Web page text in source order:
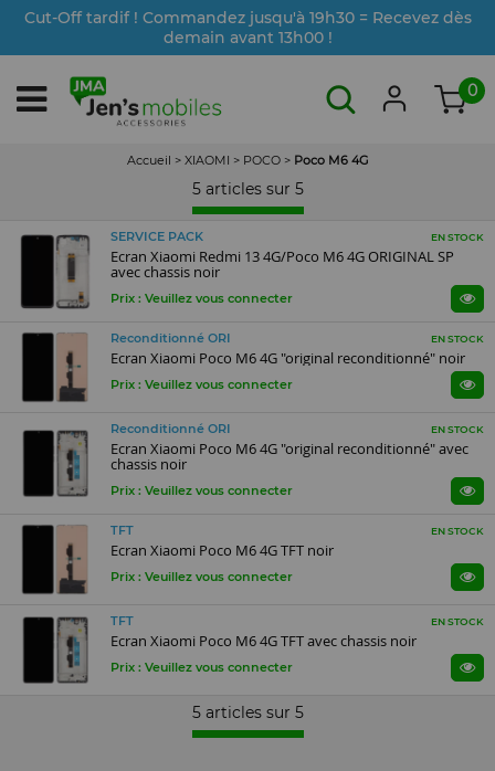
Cut-Off tardif ! Commandez jusqu'à 19h30 = Recevez dès
demain avant 13h00 !
0
Accueil > XIAOMI > POCO > Poco M6 4G
5 articles sur 5
SERVICE PACK EN STOCK
Ecran Xiaomi Redmi 13 4G/Poco M6 4G ORIGINAL SP
avec chassis noir
Prix : Veuillez vous connecter
Reconditionné ORI EN STOCK
Ecran Xiaomi Poco M6 4G "original reconditionné" noir
Prix : Veuillez vous connecter
Reconditionné ORI EN STOCK
Ecran Xiaomi Poco M6 4G "original reconditionné" avec
chassis noir
Prix : Veuillez vous connecter
TFT EN STOCK
Ecran Xiaomi Poco M6 4G TFT noir
Prix : Veuillez vous connecter
TFT EN STOCK
Ecran Xiaomi Poco M6 4G TFT avec chassis noir
Prix : Veuillez vous connecter
5 articles sur 5